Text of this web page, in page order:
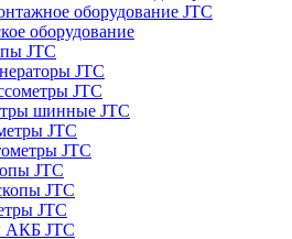
оборудование JTC
оборудование
JTC
JTC
JTC
шинные JTC
JTC
JTC
JTC
JTC
JTC
АКБ JTC